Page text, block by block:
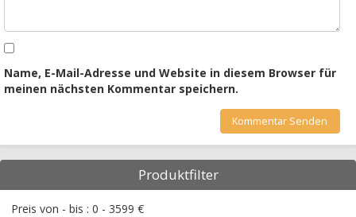
Name, E-Mail-Adresse und Website in diesem Browser für
meinen nächsten Kommentar speichern.
Produktfilter
Preis von - bis : 0 - 3599 €